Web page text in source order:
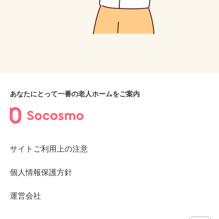
あなたにとって一番の老人ホームをご案内
サイトご利用上の注意
個人情報保護方針
運営会社